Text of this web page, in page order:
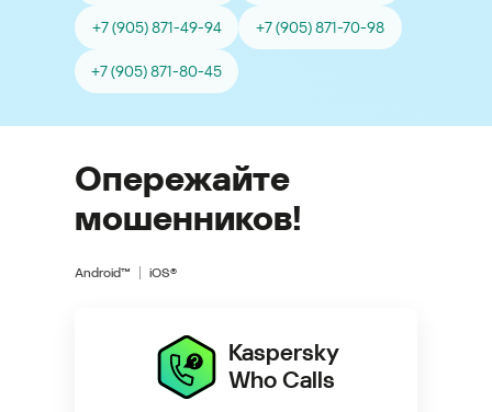
+7 (905) 871-49-94 +7 (905) 871-70-98
+7 (905) 871-80-45
Опережайте
мошенников!
Android™ iOS®
Kaspersky
Who Calls